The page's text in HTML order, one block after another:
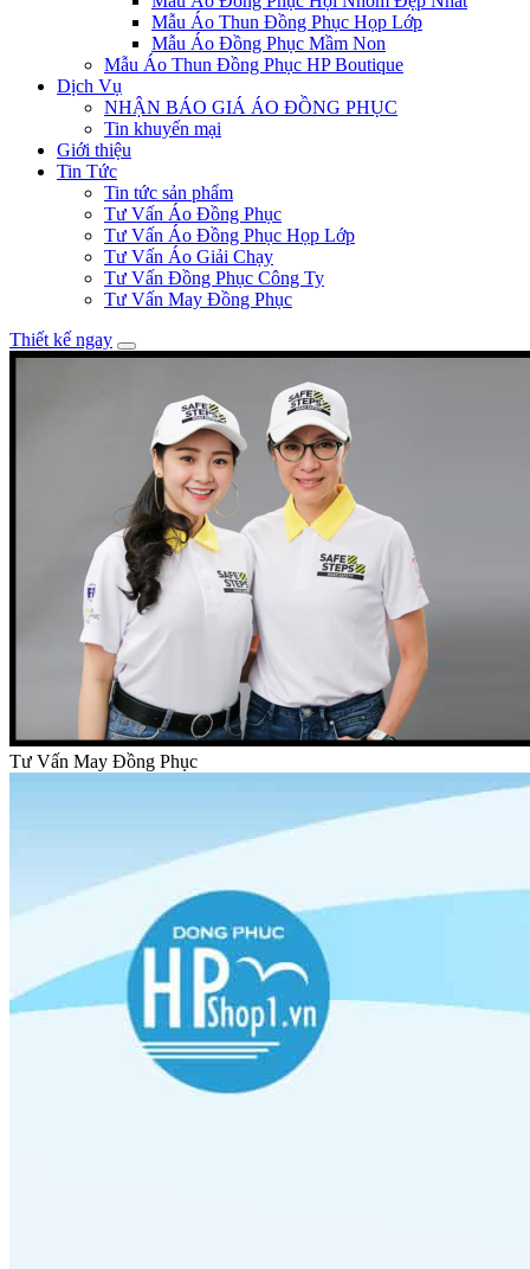
Mẫu Áo Thun Đồng Phục Họp Lớp
Mẫu Áo Đồng Phục Mầm Non
Mẫu Áo Thun Đồng Phục HP Boutique
Dịch Vụ
NHẬN BÁO GIÁ ÁO ĐỒNG PHỤC
Tin khuyến mại
Giới thiệu
Tin Tức
Tin tức sản phẩm
Tư Vấn Áo Đồng Phục
Tư Vấn Áo Đồng Phục Họp Lớp
Tư Vấn Áo Giải Chạy
Tư Vấn Đồng Phục Công Ty
Tư Vấn May Đồng Phục
Thiết kế ngay
Tư Vấn May Đồng Phục